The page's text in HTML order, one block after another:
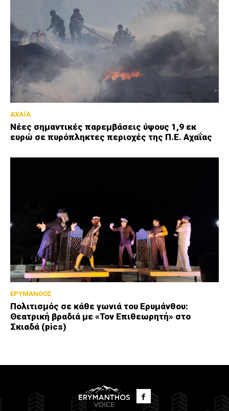
ΑΧΑΪΑ
Νέες σημαντικές παρεμβάσεις ύψους 1,9 εκ
ευρώ σε πυρόπληκτες περιοχές της Π.Ε. Αχαΐας
ΕΡΥΜΑΝΘΟΣ
Πολιτισμός σε κάθε γωνιά του Ερυμάνθου:
Θεατρική βραδιά με «Τον Επιθεωρητή» στο
Σκιαδά (pics)